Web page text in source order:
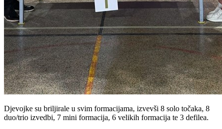
Djevojke su briljirale u svim formacijama, izvevši 8 solo točaka, 8
duo/trio izvedbi, 7 mini formacija, 6 velikih formacija te 3 defilea.